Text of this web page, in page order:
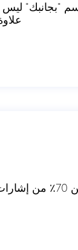
"بجانبك"
في الوقت